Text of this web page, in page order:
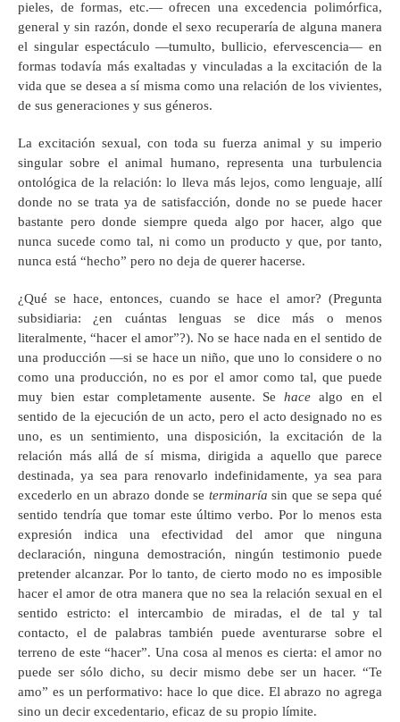
pieles, de formas, etc.— ofrecen una excedencia polimórfica,
general y sin razón, donde el sexo recuperaría de alguna manera
el singular espectáculo —tumulto, bullicio, efervescencia— en
formas todavía más exaltadas y vinculadas a la excitación de la
vida que se desea a sí misma como una relación de los vivientes,
de sus generaciones y sus géneros.
La excitación sexual, con toda su fuerza animal y su imperio
singular sobre el animal humano, representa una turbulencia
ontológica de la relación: lo lleva más lejos, como lenguaje, allí
donde no se trata ya de satisfacción, donde no se puede hacer
bastante pero donde siempre queda algo por hacer, algo que
nunca sucede como tal, ni como un producto y que, por tanto,
nunca está “hecho” pero no deja de querer hacerse.
¿Qué se hace, entonces, cuando se hace el amor? (Pregunta
subsidiaria: ¿en cuántas lenguas se dice más o menos
literalmente, “hacer el amor”?). No se hace nada en el sentido de
una producción —si se hace un niño, que uno lo considere o no
como una producción, no es por el amor como tal, que puede
muy bien estar completamente ausente. Sehace algo en el
sentido de la ejecución de un acto, pero el acto designado no es
uno, es un sentimiento, una disposición, la excitación de la
relación más allá de sí misma, dirigida a aquello que parece
destinada, ya sea para renovarlo indefinidamente, ya sea para
excederlo en un abrazo donde se terminaría sin que se sepa qué
sentido tendría que tomar este último verbo. Por lo menos esta
expresión indica una efectividad del amor que ninguna
declaración, ninguna demostración, ningún testimonio puede
pretender alcanzar. Por lo tanto, de cierto modo no es imposible
hacer el amor de otra manera que no sea la relación sexual en el
sentido estricto: el intercambio de miradas, el de tal y tal
contacto, el de palabras también puede aventurarse sobre el
terreno de este “hacer”. Una cosa al menos es cierta: el amor no
puede ser sólo dicho, su decir mismo debe ser un hacer. “Te
amo” es un performativo: hace lo que dice. El abrazo no agrega
sino un decir excedentario, eficaz de su propio límite.